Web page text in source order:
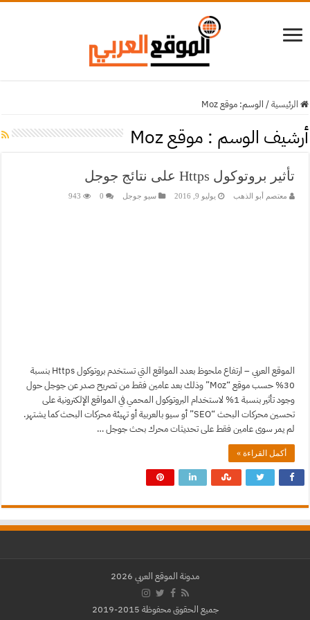
الرئيسية/ الوسم: موقع Moz
أرشيف الوسم : موقع Moz
تأثير بروتوكول Https على نتائج جوجل
معتصم أبو الذهب يوليو 9, 2016 سيو جوجل 0
943
الموقع العربي – ارتفاع ملحوظ بعدد المواقع التي تستخدم بروتوكول Https بنسبة
30% حسب موقع “Moz” وذلك بعد عامين فقط من تصريح صدر عن جوجل حول
وجود تأثير بنسبة 1% لاستخدام البروتوكول المحمي في المواقع الإلكترونية على
تحسين محركات البحث “SEO” أو سيو بالعربية أو تهيئة محركات البحث كما يشتهر.
لم يمر سوى عامين فقط على تحديثات محرك بحث جوجل …
أكمل القراءة »
مدونة الموقع العربي 2026
جميع الحقوق محفوظة 2015-2019